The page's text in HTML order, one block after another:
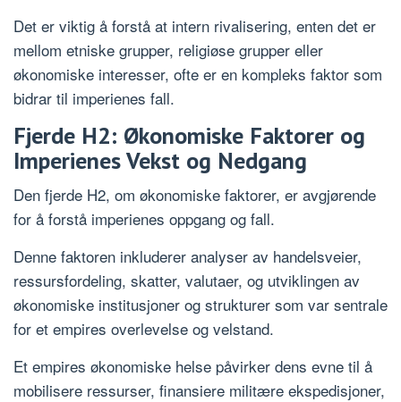
Det er viktig å forstå at intern rivalisering, enten det er
mellom etniske grupper, religiøse grupper eller
økonomiske interesser, ofte er en kompleks faktor som
bidrar til imperienes fall.
Fjerde H2: Økonomiske Faktorer og
Imperienes Vekst og Nedgang
Den fjerde H2, om økonomiske faktorer, er avgjørende
for å forstå imperienes oppgang og fall.
Denne faktoren inkluderer analyser av handelsveier,
ressursfordeling, skatter, valutaer, og utviklingen av
økonomiske institusjoner og strukturer som var sentrale
for et empires overlevelse og velstand.
Et empires økonomiske helse påvirker dens evne til å
mobilisere ressurser, finansiere militære ekspedisjoner,